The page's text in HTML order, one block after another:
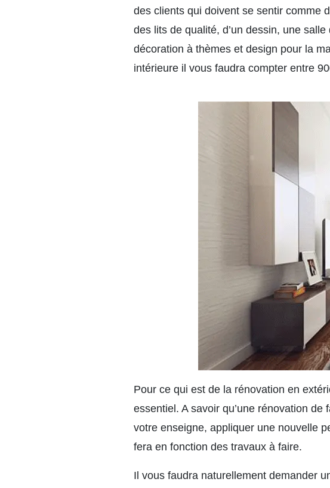
des clients qui doivent se sentir comme
des lits de qualité, d’un dessin, une
décoration à thèmes et design pour la
intérieure il vous faudra compter entre
Pour ce qui est de la rénovation en
essentiel. A savoir qu’une rénovation
votre enseigne, appliquer une nouvelle
fera en fonction des travaux à faire.
Il vous faudra naturellement demander